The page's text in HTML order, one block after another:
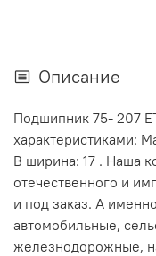
Описание
Подшипник 75- 207
характеристиками:
В ширина: 17 . Наша
отечественного и
и под заказ. А
автомобильные,
железнодорожные,